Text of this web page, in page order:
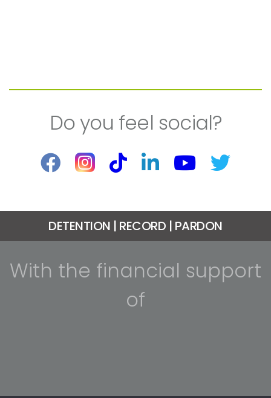
Do you feel social?
DETENTION | RECORD | PARDON
With the financial support
of